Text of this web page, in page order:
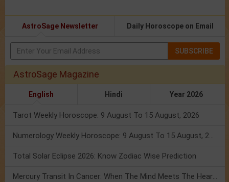
AstroSage Newsletter Daily Horoscope on Email
SUBSCRIBE
AstroSage Magazine
English Hindi Year 2026
Tarot Weekly Horoscope: 9 August To 15 August, 2026
Numerology Weekly Horoscope: 9 August To 15 August, 2026
Total Solar Eclipse 2026: Know Zodiac Wise Prediction
Mercury Transit In Cancer: When The Mind Meets The Heart!